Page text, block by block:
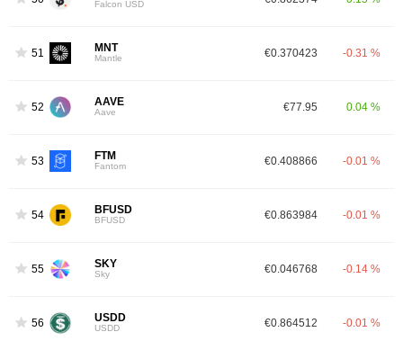
Falcon USD
51 MNT
Mantle €0.370423 -0.31 %
52 AAVE
Aave €77.95 0.04 %
53 FTM
Fantom €0.408866 -0.01 %
54 BFUSD
BFUSD €0.863984 -0.01 %
55 SKY
Sky €0.046768 -0.14 %
56 USDD
USDD €0.864512 -0.01 %